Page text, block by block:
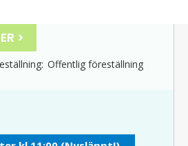
>
Offentlig föreställning